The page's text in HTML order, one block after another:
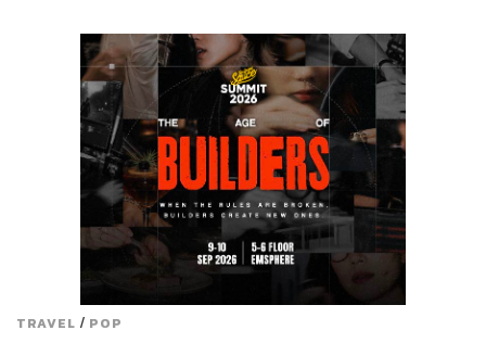
TRAVEL / POP